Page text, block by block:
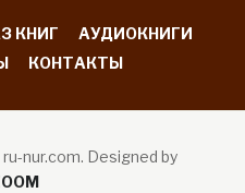
КНИГ
АУДИОКНИГИ
КОНТАКТЫ
nur.com. Designed by